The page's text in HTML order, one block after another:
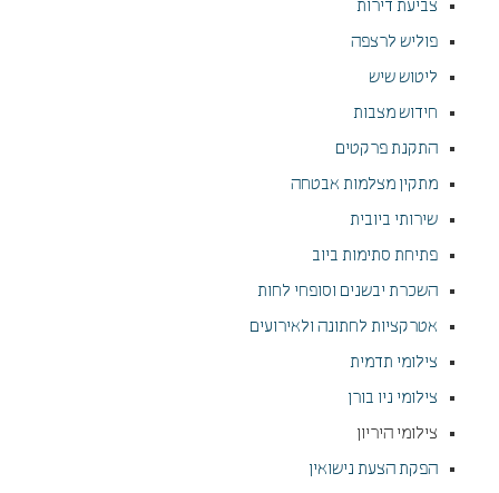
צביעת דירות
פוליש לרצפה
ליטוש שיש
חידוש מצבות
התקנת פרקטים
מתקין מצלמות אבטחה
שירותי ביובית
פתיחת סתימות ביוב
השכרת יבשנים וסופחי לחות
אטרקציות לחתונה ולאירועים
צילומי תדמית
צילומי ניו בורן
צילומי היריון
הפקת הצעת נישואין